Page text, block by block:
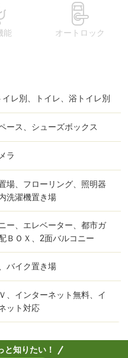
能 オートロック
イレ別、トイレ、浴トイレ別
ース、シューズボックス
ラ
場、フローリング、照明器
洗濯機置き場
ー、エレベーター、都市ガ
ＢＯＸ、2面バルコニー
バイク置き場
、インターネット無料、イ
ット対応
と知りたい！